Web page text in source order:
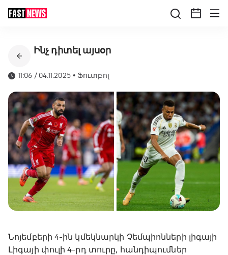
Ինչ դիտել այսօր
11:06 / 04.11.2025 •Ֆուտբոլ
Նոյեմբերի 4-ին կմեկնարկի Չեմպիոնների լիգայի
Լիգայի փուլի 4-րդ տուրը, հանդիպումներ